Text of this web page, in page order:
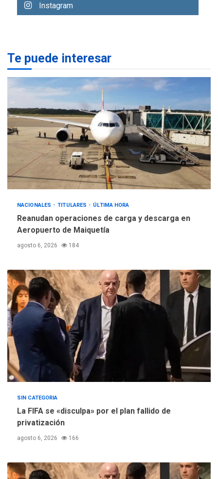
1
2
La FIFA se «disculpa» por
3
ÚLTIMA HORA
Hutíes de Yemen dicen que
atacaron dos petroleros
sauditas
REGIONALES ÚLTIMA HORA
Instituciones estadales se
suman al Plan Agosto de
REGIONALES
TITULARES
Concejo Municipal de
de Ley de Puerto Libre
Instagram
Te puede interesar
NACIONALES TITULARES ÚLTIMA HORA
Reanudan operaciones de carga y descarga en
Aeropuerto de Maiquetía
agosto 6, 2026 184
SIN CATEGORIA
La FIFA se «disculpa» por el plan fallido de
privatización
agosto 6, 2026 166